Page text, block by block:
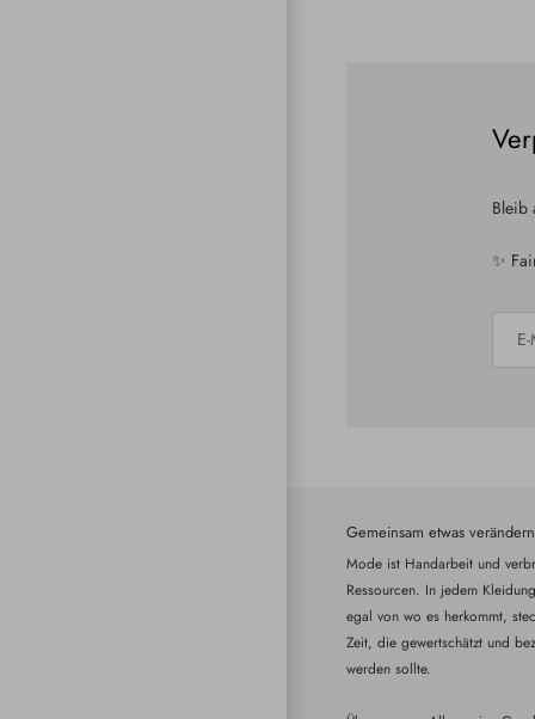
Bleib
✨
Gemeinsam etwas verändern
Mode ist Handarbeit und
Ressourcen. In jedem
egal von wo es herkommt,
Zeit, die gewertschätzt und
werden sollte.